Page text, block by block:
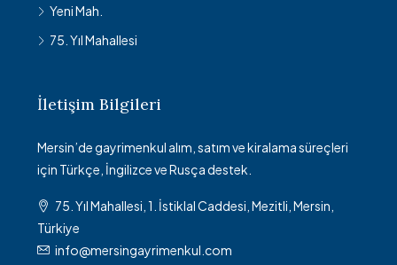
Yeni Mah.
75. Yıl Mahallesi
İletişim Bilgileri
Mersin’de gayrimenkul alım, satım ve kiralama süreçleri
için Türkçe, İngilizce ve Rusça destek.
75. Yıl Mahallesi, 1. İstiklal Caddesi, Mezitli, Mersin,
Türkiye
info@mersingayrimenkul.com